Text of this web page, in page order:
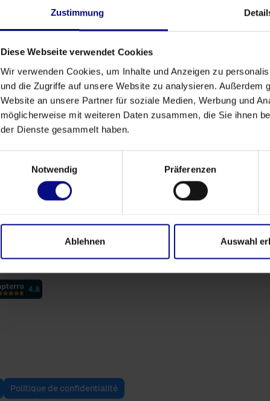
Zustimmung
Diese Webseite verwendet Cookies
Wir verwenden Cookies, um Inhalte und Anzeigen zu
und die Zugriffe auf unsere Website zu analysieren.
Website an unsere Partner für soziale Medien, Werbung und
möglicherweise mit weiteren Daten zusammen, die Sie ihnen
der Dienste gesammelt haben.
Notwendig
Präferenzen
Ablehnen Auswahl
Politique de confidentialité